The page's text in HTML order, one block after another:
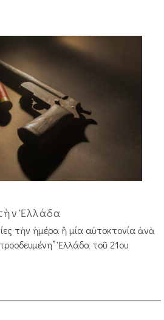
Ἑλλάδα
τὴν ἡμέρα ἢ μία αὐτοκτονία ἀνὰ
Ἑλλάδα τοῦ 21ου